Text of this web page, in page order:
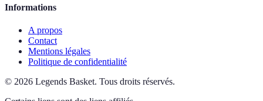
Informations
A propos
Contact
Mentions légales
Politique de confidentialité
© 2026 Legends Basket. Tous droits réservés.